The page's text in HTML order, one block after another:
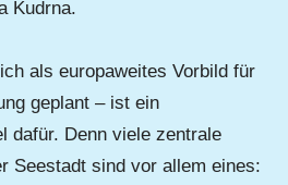
Kudrna.
als europaweites Vorbild für
geplant – ist ein
dafür. Denn viele zentrale
Seestadt sind vor allem eines: